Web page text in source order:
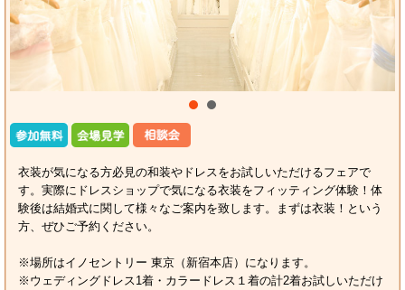
衣装が気になる方必見の和装やドレスをお試しいただけるフェアで
す。実際にドレスショップで気になる衣装をフィッティング体験！体
験後は結婚式に関して様々なご案内を致します。まずは衣装！という
方、ぜひご予約ください。
※場所はイノセントリー 東京（新宿本店）になります。
※ウェディングドレス1着・カラードレス１着の計2着お試しいただけ